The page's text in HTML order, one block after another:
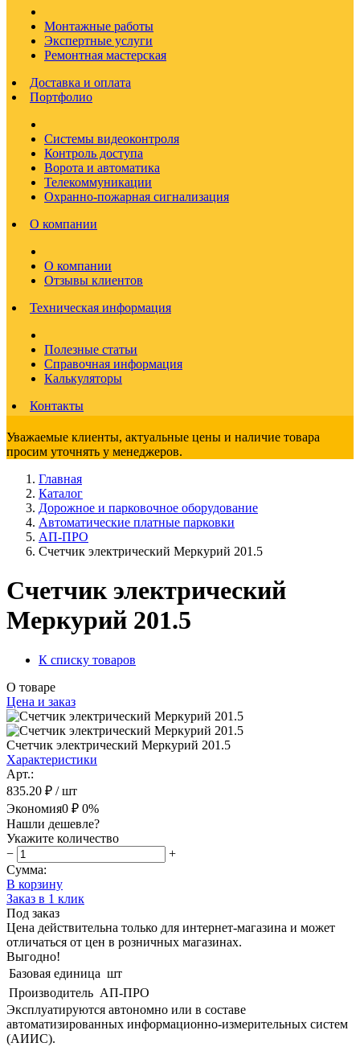
Монтажные работы
Экспертные услуги
Ремонтная мастерская
Доставка и оплата
Портфолио
Системы видеоконтроля
Контроль доступа
Ворота и автоматика
Телекоммуникации
Охранно-пожарная сигнализация
О компании
О компании
Отзывы клиентов
Техническая информация
Полезные статьи
Справочная информация
Калькуляторы
Контакты
Уважаемые клиенты, актуальные цены и наличие товара
просим уточнять у менеджеров.
Главная
Каталог
Дорожное и парковочное оборудование
Автоматические платные парковки
АП-ПРО
Счетчик электрический Меркурий 201.5
Счетчик электрический
Меркурий 201.5
К списку товаров
О товаре
Цена и заказ
Счетчик электрический Меркурий 201.5
Характеристики
Арт.:
835.20 ₽ / шт
Экономия0 ₽ 0%
Нашли дешевле?
Укажите количество
−
+
Сумма:
В корзину
Заказ в 1 клик
Под заказ
Цена действительна только для интернет-магазина и может
отличаться от цен в розничных магазинах.
Выгодно!
Базовая единица шт
Производитель АП-ПРО
Эксплуатируются автономно или в составе
автоматизированных информационно-измерительных систем
(АИИС).